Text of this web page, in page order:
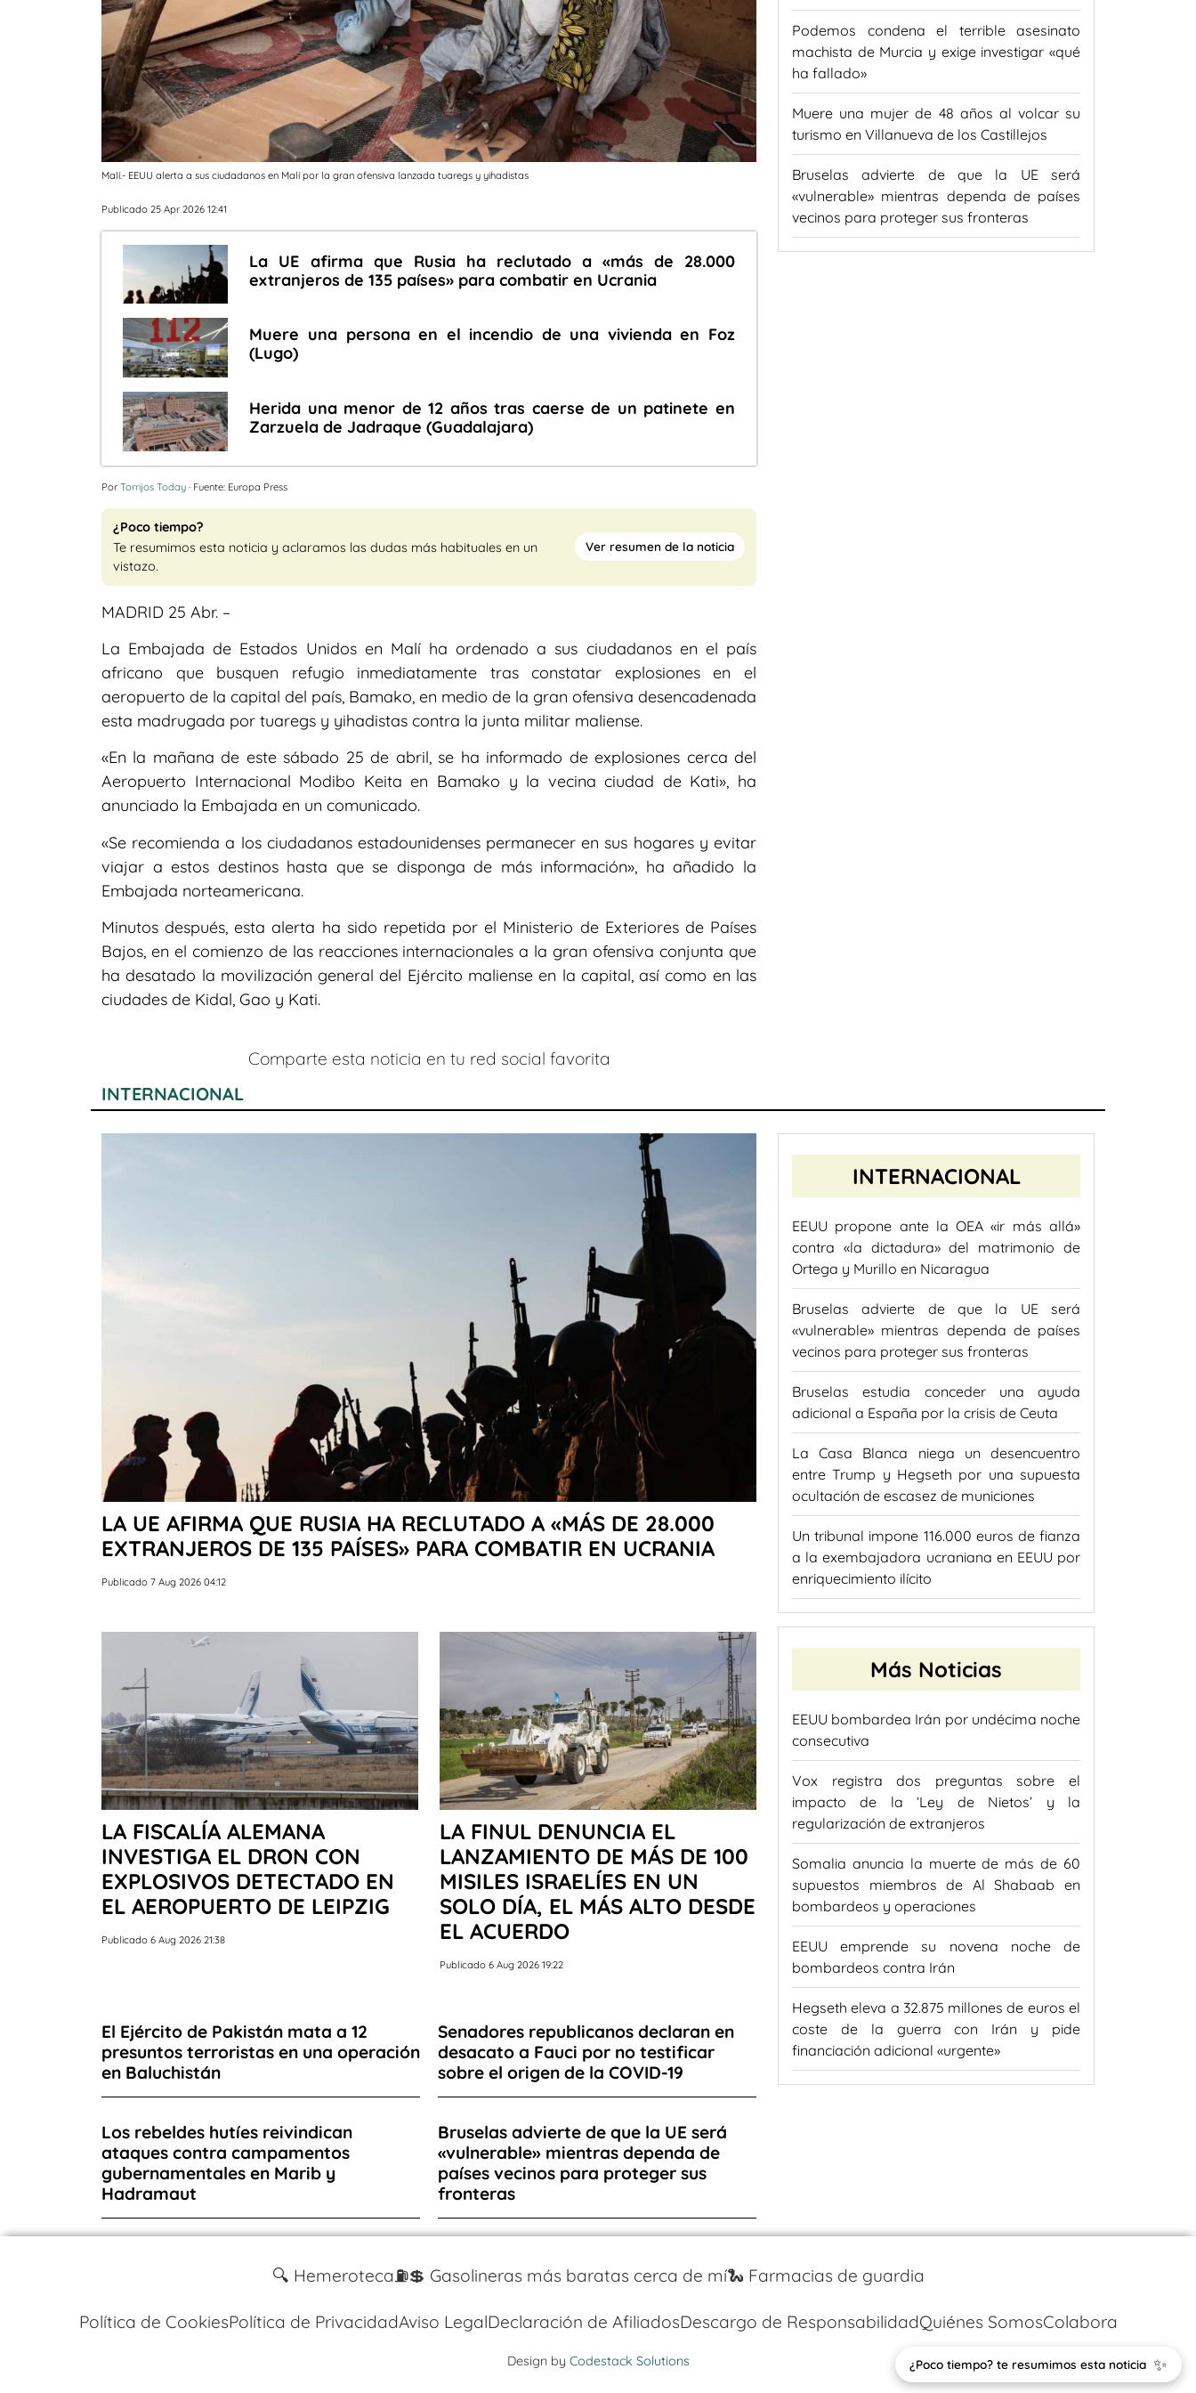
Malí.- EEUU alerta a sus ciudadanos en Malí por la gran ofensiva lanzada tuaregs y yihadistas
Publicado 25 Apr 2026 12:41
La UE afirma que Rusia ha reclutado a «más de 28.000
extranjeros de 135 países» para combatir en Ucrania
Muere una persona en el incendio de una vivienda en Foz
(Lugo)
Herida una menor de 12 años tras caerse de un patinete en
Zarzuela de Jadraque (Guadalajara)
Por Torrijos Today · Fuente: Europa Press
¿Poco tiempo?
Te resumimos esta noticia y aclaramos las dudas más habituales en un
vistazo.
Ver resumen de la noticia
MADRID 25 Abr. –
La Embajada de Estados Unidos en Malí ha ordenado a sus ciudadanos en el país
africano que busquen refugio inmediatamente tras constatar explosiones en el
aeropuerto de la capital del país, Bamako, en medio de la gran ofensiva desencadenada
esta madrugada por tuaregs y yihadistas contra la junta militar maliense.
«En la mañana de este sábado 25 de abril, se ha informado de explosiones cerca del
Aeropuerto Internacional Modibo Keita en Bamako y la vecina ciudad de Kati», ha
anunciado la Embajada en un comunicado.
«Se recomienda a los ciudadanos estadounidenses permanecer en sus hogares y evitar
viajar a estos destinos hasta que se disponga de más información», ha añadido la
Embajada norteamericana.
Minutos después, esta alerta ha sido repetida por el Ministerio de Exteriores de Países
Bajos, en el comienzo de las reacciones internacionales a la gran ofensiva conjunta que
ha desatado la movilización general del Ejército maliense en la capital, así como en las
ciudades de Kidal, Gao y Kati.
¿Poco tiempo? te resumimos esta noticia ✨
Comparte esta noticia en tu red social favorita
Podemos condena el terrible asesinato
machista de Murcia y exige investigar «qué
ha fallado»
Muere una mujer de 48 años al volcar su
turismo en Villanueva de los Castillejos
Bruselas advierte de que la UE será
«vulnerable» mientras dependa de países
vecinos para proteger sus fronteras
INTERNACIONAL
LA UE AFIRMA QUE RUSIA HA RECLUTADO A «MÁS DE 28.000
EXTRANJEROS DE 135 PAÍSES» PARA COMBATIR EN UCRANIA
Publicado 7 Aug 2026 04:12
LA FISCALÍA ALEMANA
INVESTIGA EL DRON CON
EXPLOSIVOS DETECTADO EN
EL AEROPUERTO DE LEIPZIG
Publicado 6 Aug 2026 21:38
LA FINUL DENUNCIA EL
LANZAMIENTO DE MÁS DE 100
MISILES ISRAELÍES EN UN
SOLO DÍA, EL MÁS ALTO DESDE
EL ACUERDO
Publicado 6 Aug 2026 19:22
El Ejército de Pakistán mata a 12
presuntos terroristas en una operación
en Baluchistán
Senadores republicanos declaran en
desacato a Fauci por no testificar
sobre el origen de la COVID-19
Los rebeldes hutíes reivindican
ataques contra campamentos
gubernamentales en Marib y
Hadramaut
Bruselas advierte de que la UE será
«vulnerable» mientras dependa de
países vecinos para proteger sus
fronteras
INTERNACIONAL
EEUU propone ante la OEA «ir más allá»
contra «la dictadura» del matrimonio de
Ortega y Murillo en Nicaragua
Bruselas advierte de que la UE será
«vulnerable» mientras dependa de países
vecinos para proteger sus fronteras
Bruselas estudia conceder una ayuda
adicional a España por la crisis de Ceuta
La Casa Blanca niega un desencuentro
entre Trump y Hegseth por una supuesta
ocultación de escasez de municiones
Un tribunal impone 116.000 euros de fianza
a la exembajadora ucraniana en EEUU por
enriquecimiento ilícito
Más Noticias
EEUU bombardea Irán por undécima noche
consecutiva
Vox registra dos preguntas sobre el
impacto de la ‘Ley de Nietos’ y la
regularización de extranjeros
Somalia anuncia la muerte de más de 60
supuestos miembros de Al Shabaab en
bombardeos y operaciones
EEUU emprende su novena noche de
bombardeos contra Irán
Hegseth eleva a 32.875 millones de euros el
coste de la guerra con Irán y pide
financiación adicional «urgente»
🔍 Hemeroteca⛽️💲 Gasolineras más baratas cerca de mí🐍 Farmacias de guardia
Política de CookiesPolítica de PrivacidadAviso LegalDeclaración de AfiliadosDescargo de ResponsabilidadQuiénes SomosColabora
Design by Codestack Solutions